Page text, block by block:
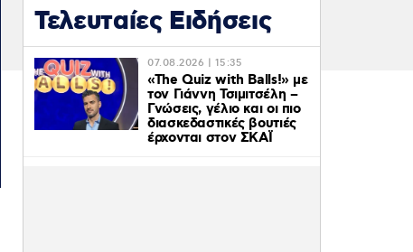
Τελευταίες Ειδήσεις
07.08.2026 | 15:35
«The Quiz with Balls!» με
τον Γιάννη Τσιμιτσέλη –
Γνώσεις, γέλιο και οι πιο
διασκεδαστικές βουτιές
έρχονται στον ΣΚΑΪ